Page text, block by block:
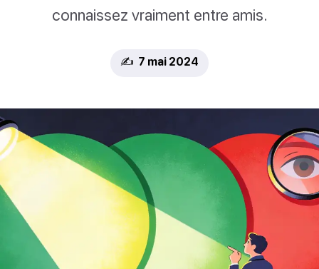
connaissez vraiment entre amis.
✍️ 7 mai 2024